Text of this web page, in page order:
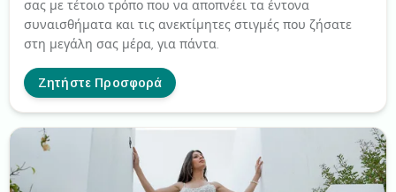
σας με τέτοιο τρόπο που να αποπνέει τα έντονα
συναισθήματα και τις ανεκτίμητες στιγμές που ζήσατε
στη μεγάλη σας μέρα, για πάντα.
Ζητήστε Προσφορά